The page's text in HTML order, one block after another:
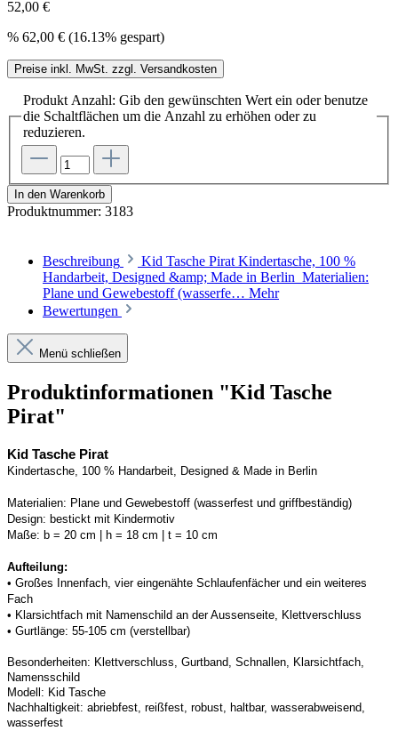
52,00 €
% 62,00 € (16.13% gespart)
Preise inkl. MwSt. zzgl. Versandkosten
Produkt Anzahl: Gib den gewünschten Wert ein oder benutze
die Schaltflächen um die Anzahl zu erhöhen oder zu
reduzieren.
In den Warenkorb
Produktnummer: 3183
Beschreibung
Kid Tasche Pirat Kindertasche, 100 %
Handarbeit, Designed &amp; Made in Berlin Materialien:
Plane und Gewebestoff (wasserfe… Mehr
Bewertungen
Menü schließen
Produktinformationen "Kid Tasche
Pirat"
Kid Tasche Pirat
Kindertasche, 100 % Handarbeit, Designed & Made in Berlin
Materialien: Plane und Gewebestoff (wasserfest und griffbeständig)
Design: bestickt mit Kindermotiv
Maße: b = 20 cm | h = 18 cm | t = 10 cm
Aufteilung:
• Großes Innenfach, vier eingenähte Schlaufenfächer und ein weiteres
Fach
• Klarsichtfach mit Namenschild an der Aussenseite, Klettverschluss
• Gurtlänge: 55-105 cm (verstellbar)
Besonderheiten: Klettverschluss, Gurtband, Schnallen, Klarsichtfach,
Namensschild
Modell: Kid Tasche
Nachhaltigkeit: abriebfest, reißfest, robust, haltbar, wasserabweisend,
wasserfest